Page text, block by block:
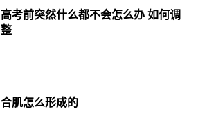
高考前突然什么都不会怎么办 如何调
整
合肌怎么形成的